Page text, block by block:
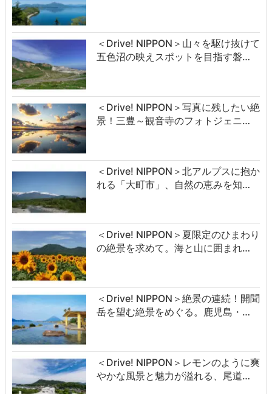
＜Drive! NIPPON＞山々を駆け抜けて
五色沼の映えスポットを目指す磐…
＜Drive! NIPPON＞写真に残したい絶
景！三豊～観音寺のフォトジェニ…
＜Drive! NIPPON＞北アルプスに抱か
れる「大町市」、自然の恵みを知…
＜Drive! NIPPON＞夏限定のひまわり
の絶景を求めて。海と山に囲まれ…
＜Drive! NIPPON＞絶景の連続！開聞
岳を望む絶景をめぐる。鹿児島・…
＜Drive! NIPPON＞レモンのように爽
やかな風景と魅力が溢れる、尾道…